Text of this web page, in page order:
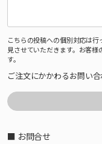
こちらの投稿への個別対応は
見させていただきます。お客様
す。
ご注文にかかわるお問い
■ お問合せ